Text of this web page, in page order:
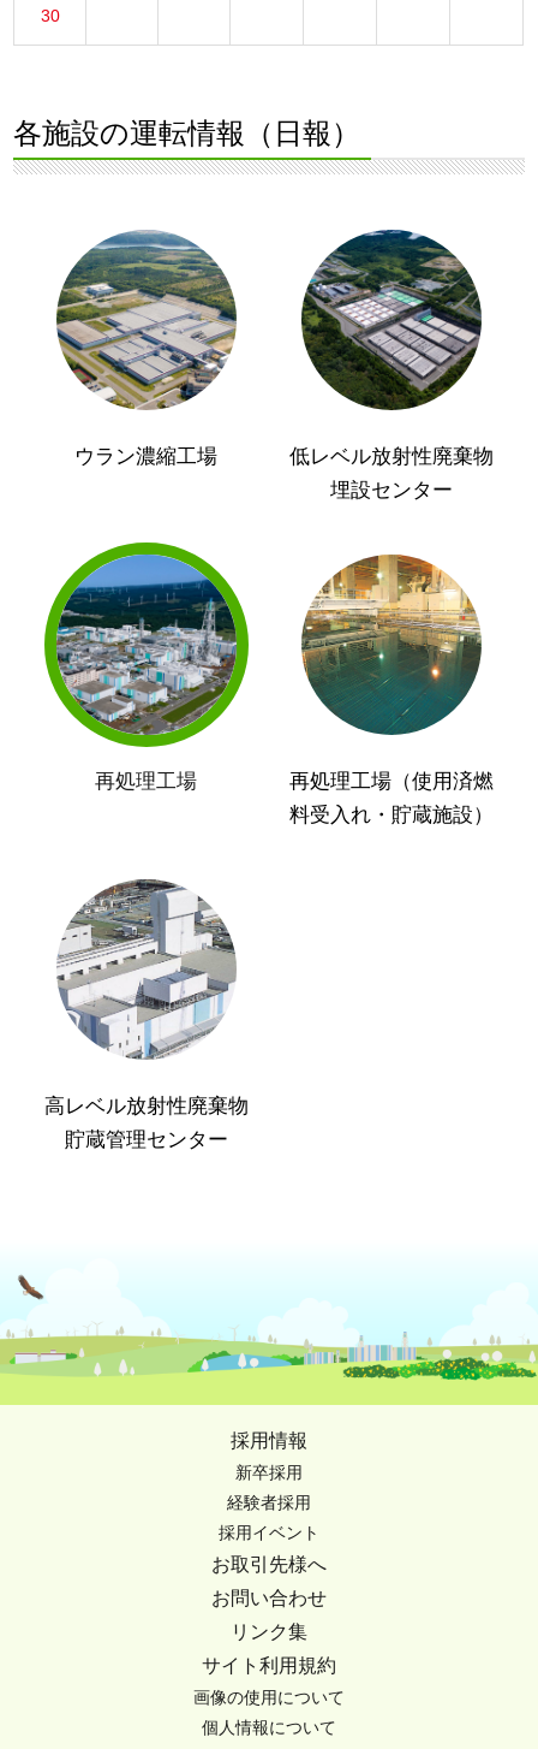
30
各施設の運転情報（日報）
ウラン濃縮工場
低レベル放射性廃棄物
埋設センター
再処理工場
再処理工場（使用済燃
料受入れ・貯蔵施設）
高レベル放射性廃棄物
貯蔵管理センター
採用情報
新卒採用
経験者採用
採用イベント
お取引先様へ
お問い合わせ
リンク集
サイト利用規約
画像の使用について
個人情報について